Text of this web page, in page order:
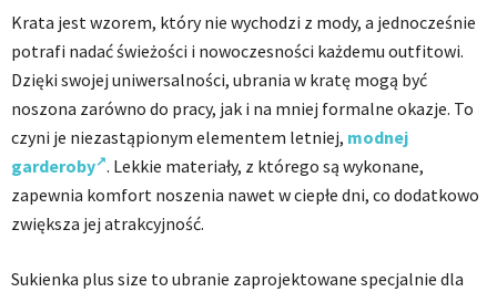
Krata jest wzorem, który nie wychodzi z mody, a jednocześnie
potrafi nadać świeżości i nowoczesności każdemu outfitowi.
Dzięki swojej uniwersalności, ubrania w kratę mogą być
noszona zarówno do pracy, jak i na mniej formalne okazje. To
czyni je niezastąpionym elementem letniej, modnej
garderoby . Lekkie materiały, z którego są wykonane,
zapewnia komfort noszenia nawet w ciepłe dni, co dodatkowo
zwiększa jej atrakcyjność.
Sukienka plus size to ubranie zaprojektowane specjalnie dla